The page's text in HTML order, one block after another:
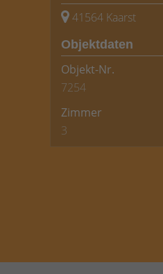
41564 Kaarst
Objektdaten
Objekt-Nr.
7254
Zimmer
3